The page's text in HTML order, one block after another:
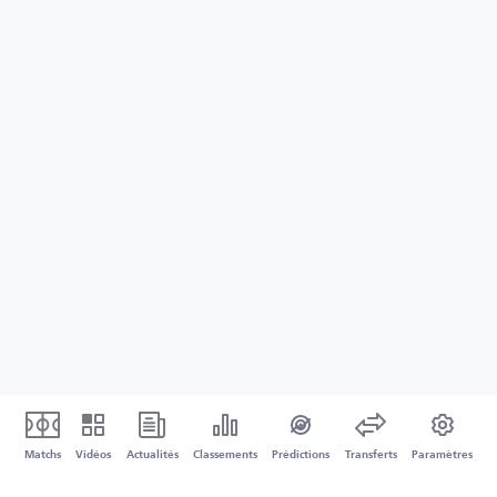
Matchs Vidéos Actualités Classements Prédictions Transferts Paramètres